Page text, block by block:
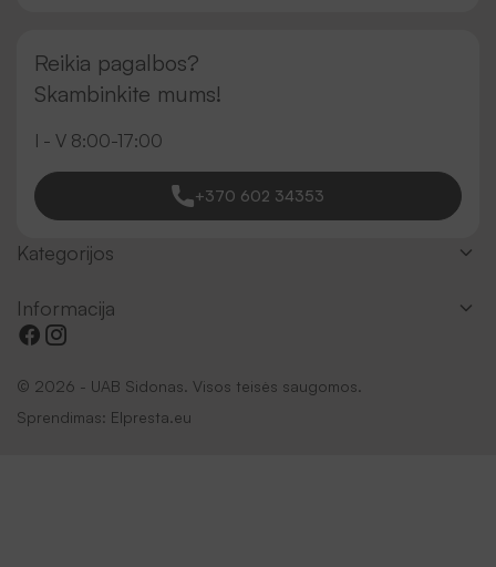
Reikia pagalbos?
Skambinkite mums!
I - V 8:00-17:00
+370 602 34353
Kategorijos
Informacija
© 2026 - UAB Sidonas. Visos teisės saugomos.
Sprendimas: Elpresta.eu